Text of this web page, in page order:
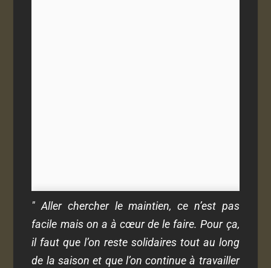
" Aller chercher le maintien, ce n’est pas
facile mais on a à cœur de le faire. Pour ça,
il faut que l’on reste solidaires tout au long
de la saison et que l’on continue à travailler